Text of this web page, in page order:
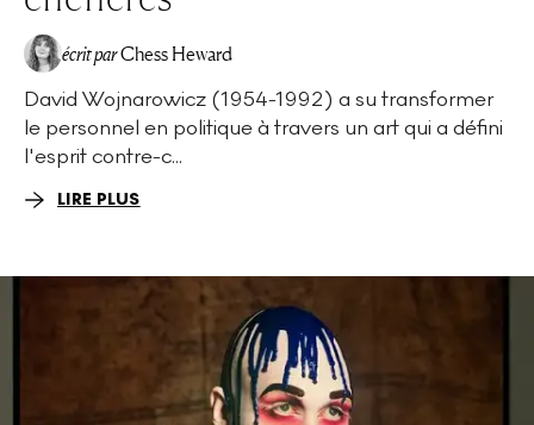
écrit parChess Heward
David Wojnarowicz (1954-1992) a su transformer
le personnel en politique à travers un art qui a défini
l'esprit contre-c...
LIRE PLUS